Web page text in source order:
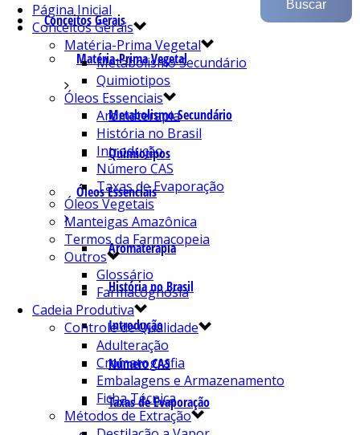
Conceitos Gerais
Matéria-Prima Vegetal
Metabolismo Secundário
Quimiotipos
Óleos Essenciais
Aromaterapia
História no Brasil
Introdução
Número CAS
Taxas de Evaporação
Página Inicial
Conceitos Gerais
Matéria-Prima Vegetal
Metabolismo Secundário
Quimiotipos
Óleos Essenciais
Aromaterapia
História no Brasil
Introdução
Número CAS
Taxas de Evaporação
Óleos Vegetais
Manteigas Amazônica
Termos da Farmacopeia
Outros
Glossário
Farmacognosia
Cadeia Produtiva
Controle de Qualidade
Adulteração
Cromatografia
Embalagens e Armazenamento
Ficha Técnica
Métodos de Extração